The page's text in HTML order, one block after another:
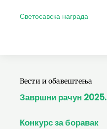
Светосавска награда
Вести и обавештења
Завршни рачун 2025.
Конкурс за боравак